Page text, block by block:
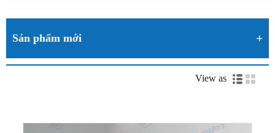
Sản phẩm mới
View as